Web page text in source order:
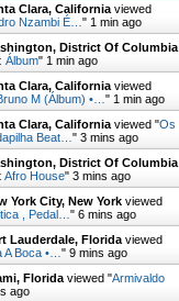
Clara, California viewed
Nzambi É… " 1 min ago
District Of Columbia
Álbum" 1 min ago
Clara, California viewed
M (Álbum) •… " 1 min ago
Clara, California viewed "Os
Beat… " 3 mins ago
District Of Columbia
Afro House" 3 mins ago
York City, New York viewed
, Pedal… " 6 mins ago
Lauderdale, Florida viewed
Boca •… " 9 mins ago
Florida viewed "Armivaldo
ago